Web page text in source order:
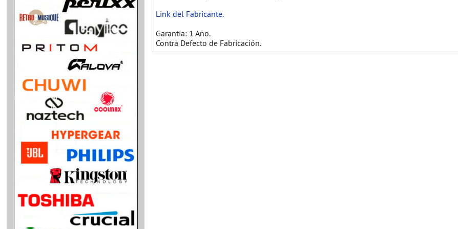
Link del Fabricante.
Garantía: 1 Año.
Contra Defecto de Fabricación.